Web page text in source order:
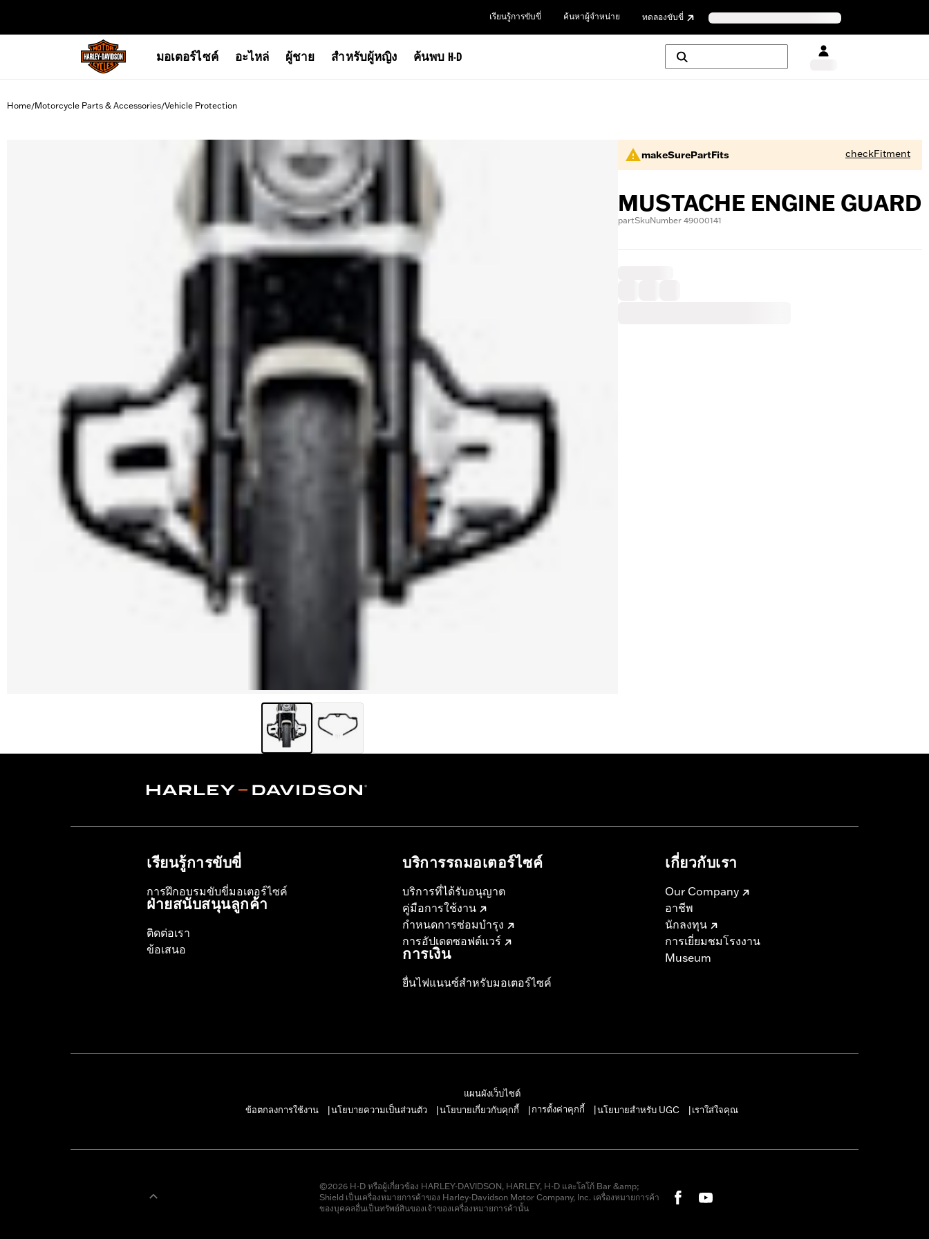
เรียนรู้การขับขี่ ค้นหาผู้จำหน่าย ทดลองขับขี่
มอเตอร์ไซค์ อะไหล่ ผู้ชาย สำหรับผู้หญิง ค้นพบ H-D
Home/Motorcycle Parts & Accessories/Vehicle Protection
makeSurePartFits checkFitment
MUSTACHE ENGINE GUARD
partSkuNumber 49000141
เรียนรู้การขับขี่
การฝึกอบรมขับขี่มอเตอร์ไซค์
ฝ่ายสนับสนุนลูกค้า
ติดต่อเรา
ข้อเสนอ
บริการรถมอเตอร์ไซค์​
บริการที่ได้รับอนุญาต
คู่มือการใช้งาน
กำหนดการซ่อมบำรุง
การอัปเดตซอฟต์แวร์
การเงิน
ยื่นไฟแนนซ์สำหรับมอเตอร์ไซค์
เกี่ยวกับเรา
Our Company
อาชีพ
นักลงทุน
การเยี่ยมชมโรงงาน
Museum
แผนผังเว็บไซต์
ข้อตกลงการใช้งาน
นโยบายความเป็นส่วนตัว นโยบายเกี่ยวกับคุกกี้ การตั้งค่าคุกกี้ นโยบายสำหรับ UGC เราใส่ใจคุณ
©2026 H-D หรือผู้เกี่ยวข้อง HARLEY-DAVIDSON, HARLEY, H-D และโลโก้ Bar &amp;
Shield เป็นเครื่องหมายการค้าของ Harley-Davidson Motor Company, Inc. เครื่องหมายการค้า
ของบุคคลอื่นเป็นทรัพย์สินของเจ้าของเครื่องหมายการค้านั้น